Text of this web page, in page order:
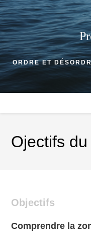
Skip
to
content
ORDRE ET
Ojectifs
Objectifs
Comprendre la